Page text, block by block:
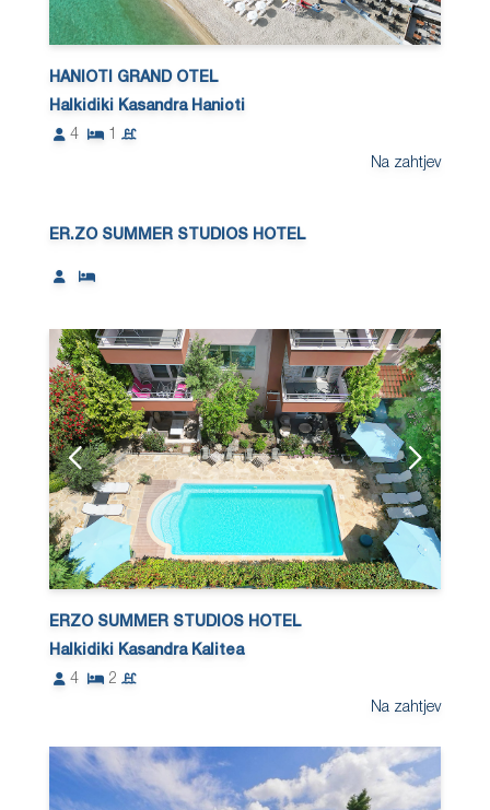
HANIOTI GRAND OTEL
Halkidiki Kasandra Hanioti
4
1
Na zahtjev
ER.ZO SUMMER STUDIOS HOTEL
ERZO SUMMER STUDIOS HOTEL
Halkidiki Kasandra Kalitea
4
2
Na zahtjev